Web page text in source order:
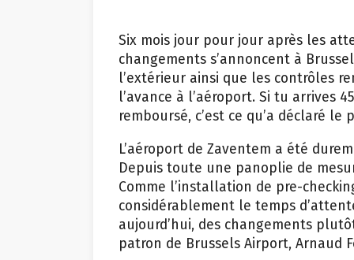
Six mois jour pour jour après les
changements s’annoncent à
l’extérieur ainsi que les contrôles
l’avance à l’aéroport. Si tu arrives
remboursé, c’est ce qu’a déclaré le
L’aéroport de Zaventem a été
Depuis toute une panoplie de
Comme l’installation de pre-
considérablement le temps
aujourd’hui, des changements
patron de Brussels Airport, Arnaud